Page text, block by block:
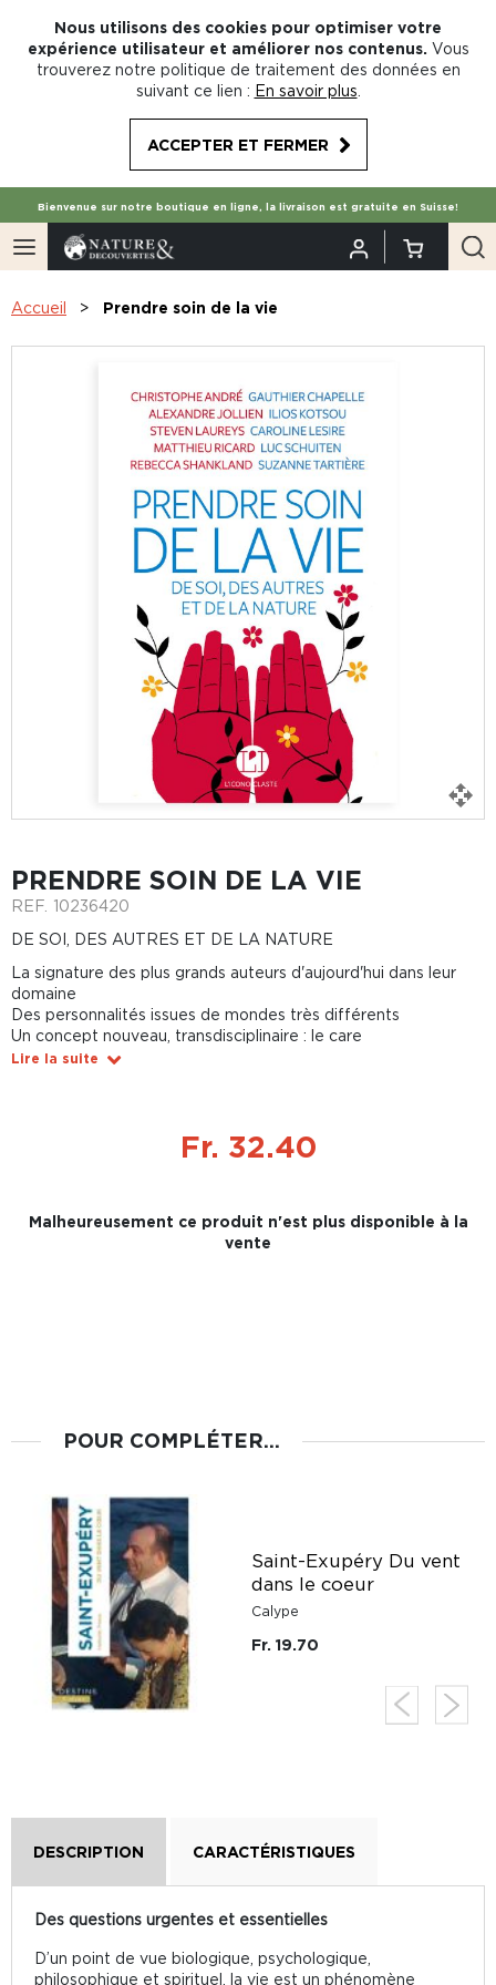
Nous utilisons des cookies pour optimiser votre
expérience utilisateur et améliorer nos contenus. Vous
trouverez notre politique de traitement des données en
suivant ce lien : En savoir plus
ACCEPTER ET FERMER
Bienvenue sur notre boutique en ligne, la livraison est gratuite en Suisse!
Accueil Prendre soin de la vie
PRENDRE SOIN DE LA VIE
REF. 10236420
DE SOI, DES AUTRES ET DE LA NATURE
La signature des plus grands auteurs d'aujourd'hui dans leur
domaine
Des personnalités issues de mondes très différents
Un concept nouveau, transdisciplinaire : le care
Lire la suite
Fr. 32.40
Malheureusement ce produit n'est plus disponible à la
vente
POUR COMPLÉTER...
Saint-Exupéry Du vent
dans le coeur
Calype
Fr. 19.70
DESCRIPTION CARACTÉRISTIQUES
Des questions urgentes et essentielles
D’un point de vue biologique, psychologique,
philosophique et spirituel, la vie est un phénomène